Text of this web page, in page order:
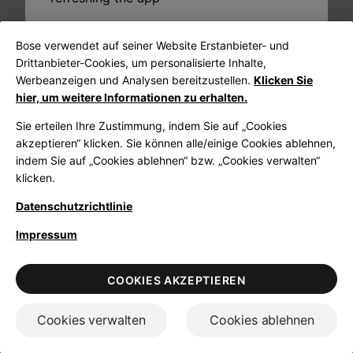
Refresh
Bose verwendet auf seiner Website Erstanbieter- und
Drittanbieter-Cookies, um personalisierte Inhalte,
Werbeanzeigen und Analysen bereitzustellen. Klicken Sie
hier, um weitere Informationen zu erhalten.
Sie erteilen Ihre Zustimmung, indem Sie auf „Cookies
akzeptieren“ klicken. Sie können alle/einige Cookies ablehnen,
indem Sie auf „Cookies ablehnen“ bzw. „Cookies verwalten“
klicken.
Datenschutzrichtlinie
Impressum
Cookies verwalten Cookies ablehnen
COOKIES AKZEPTIEREN